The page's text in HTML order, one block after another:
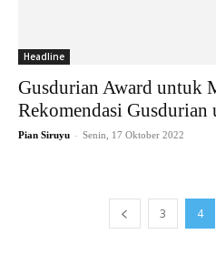
Headline
Gusdurian Award untuk
Rekomendasi Gusdurian
Pian Siruyu - Senin, 17 Oktober 2022
3 4